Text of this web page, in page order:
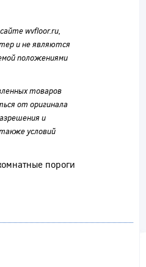
wvfloor.ru,
и не являются
положениями
товаров
от оригинала
и
условий
пороги